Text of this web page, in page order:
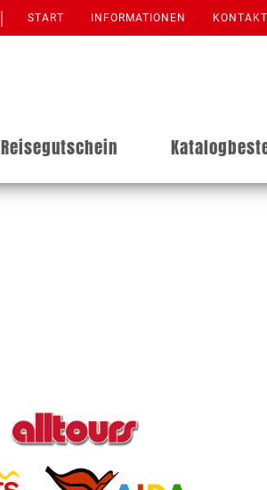
START INFORMATIONEN KONTAKT
Reisegutschein